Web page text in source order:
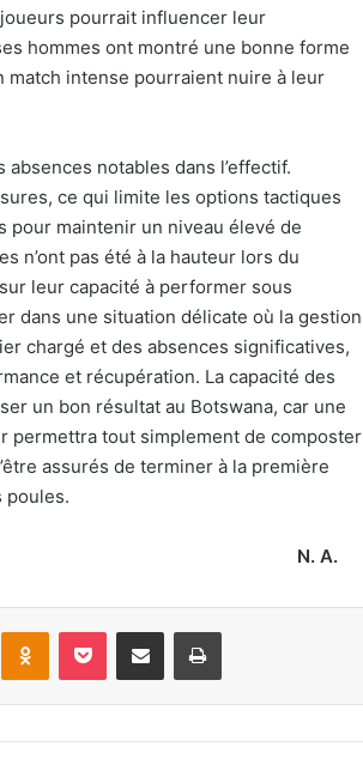
pourrait influencer leur
hommes ont montré une bonne forme
match intense pourraient nuire à leur
notables dans l’effectif.
ce qui limite les options tactiques
pour maintenir un niveau élevé de
n’ont pas été à la hauteur lors du
leur capacité à performer sous
dans une situation délicate où la gestion
chargé et des absences significatives,
et récupération. La capacité des
un bon résultat au Botswana, car une
permettra tout simplement de composter
assurés de terminer à la première
poules.
N. A.
Odnoklassniki
Pocket Partager par email Imprimer